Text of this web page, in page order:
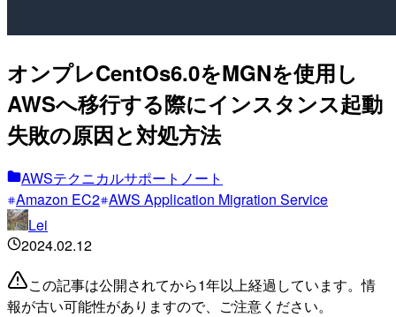
オンプレCentOs6.0をMGNを使用し
AWSへ移行する際にインスタンス起動
失敗の原因と対処方法
AWSテクニカルサポートノート
Amazon EC2 AWS Application Migration Service
Lei
2024.02.12
この記事は公開されてから1年以上経過しています。情
報が古い可能性がありますので、ご注意ください。